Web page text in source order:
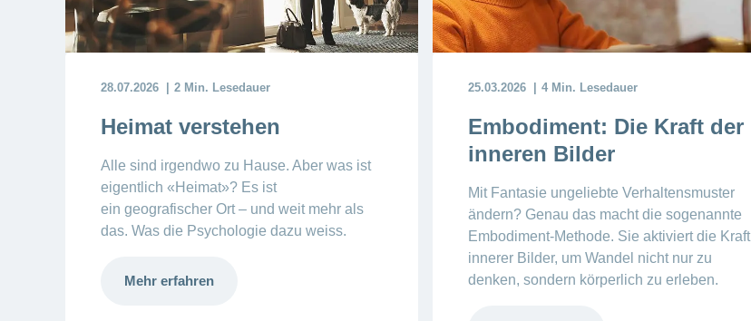
28.07.2026 2 Min. Lesedauer
Heimat verstehen
Alle sind irgendwo zu Hause. Aber was ist
eigentlich «Heimat»? Es ist
ein geografischer Ort – und weit mehr als
das. Was die Psychologie dazu weiss.
Mehr erfahren
25.03.2026 4 Min. Lesedauer
Embodiment: Die Kraft der
inneren Bilder
Mit Fantasie ungeliebte Verhaltensmuster
ändern? Genau das macht die sogenannte
Embodiment-Methode. Sie aktiviert die Kraft
innerer Bilder, um Wandel nicht nur zu
denken, sondern körperlich zu erleben.